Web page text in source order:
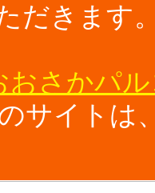
だきます
おさかパ
サイトは